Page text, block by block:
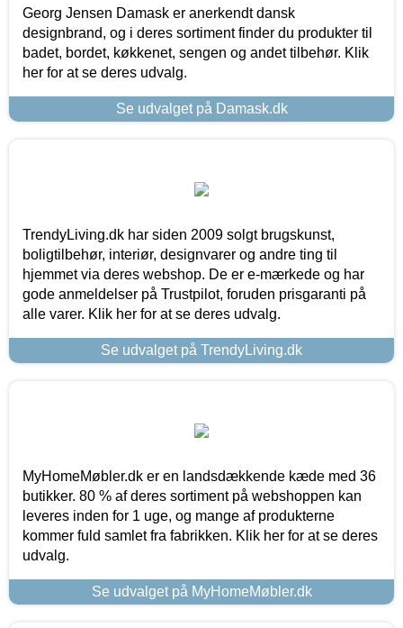
Georg Jensen Damask er anerkendt dansk
designbrand, og i deres sortiment finder du produkter til
badet, bordet, køkkenet, sengen og andet tilbehør. Klik
her for at se deres udvalg.
Se udvalget på Damask.dk
TrendyLiving.dk har siden 2009 solgt brugskunst,
boligtilbehør, interiør, designvarer og andre ting til
hjemmet via deres webshop. De er e-mærkede og har
gode anmeldelser på Trustpilot, foruden prisgaranti på
alle varer. Klik her for at se deres udvalg.
Se udvalget på TrendyLiving.dk
MyHomeMøbler.dk er en landsdækkende kæde med 36
butikker. 80 % af deres sortiment på webshoppen kan
leveres inden for 1 uge, og mange af produkterne
kommer fuld samlet fra fabrikken. Klik her for at se deres
udvalg.
Se udvalget på MyHomeMøbler.dk